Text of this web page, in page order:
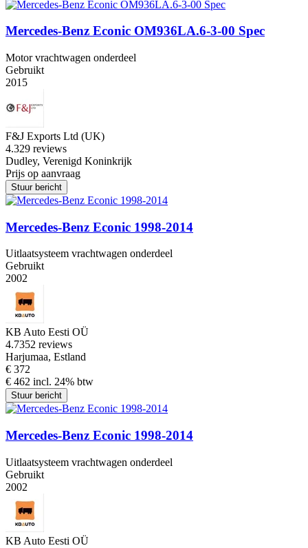
Mercedes-Benz Econic OM936LA.6-3-00 Spec
Motor vrachtwagen onderdeel
Gebruikt
2015
F&J Exports Ltd (UK)
4.329 reviews
Dudley, Verenigd Koninkrijk
Prijs op aanvraag
Stuur bericht
Mercedes-Benz Econic 1998-2014
Uitlaatsysteem vrachtwagen onderdeel
Gebruikt
2002
KB Auto Eesti OÜ
4.7352 reviews
Harjumaa, Estland
€ 372
€ 462 incl. 24% btw
Stuur bericht
Mercedes-Benz Econic 1998-2014
Uitlaatsysteem vrachtwagen onderdeel
Gebruikt
2002
KB Auto Eesti OÜ